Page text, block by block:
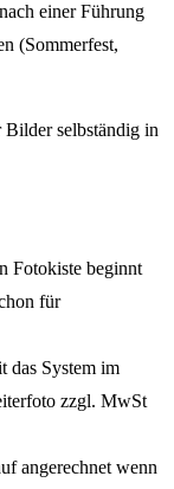
einer Führung
(Sommerfest,
Fotokiste beginnt
für
das System im
zzgl. MwSt
angerechnet wenn